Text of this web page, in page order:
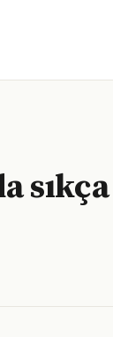
sıkça